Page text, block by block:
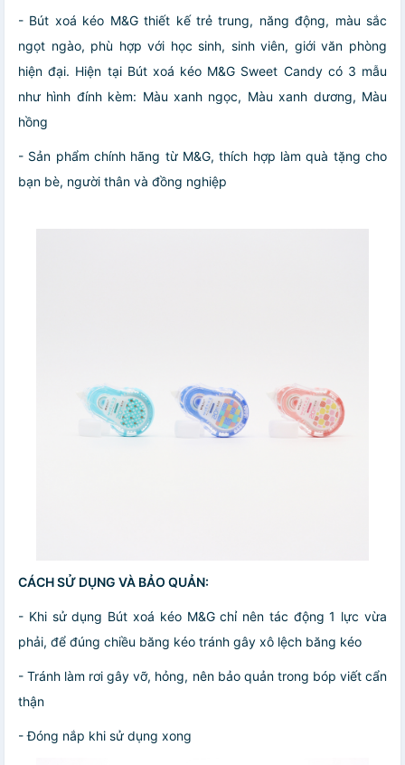
- Bút xoá kéo M&G thiết kế trẻ trung, năng động, màu sắc
ngọt ngào, phù hợp với học sinh, sinh viên, giới văn phòng
hiện đại. Hiện tại Bút xoá kéo M&G Sweet Candy có 3 mẫu
như hình đính kèm: Màu xanh ngọc, Màu xanh dương, Màu
hồng
- Sản phẩm chính hãng từ M&G, thích hợp làm quà tặng cho
bạn bè, người thân và đồng nghiệp
CÁCH SỬ DỤNG VÀ BẢO QUẢN:
- Khi sử dụng Bút xoá kéo M&G chỉ nên tác động 1 lực vừa
phải, để đúng chiều băng kéo tránh gây xô lệch băng kéo
- Tránh làm rơi gây vỡ, hỏng, nên bảo quản trong bóp viết cẩn
thận
- Đóng nắp khi sử dụng xong